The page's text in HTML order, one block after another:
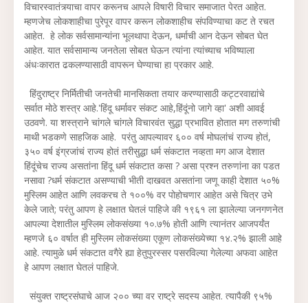
विचारस्वातंत्र्याचा वापर करूनच आपले विषारी विचार समाजात पेरत आहेत.
म्हणजेच लोकशाहीचा पुरेपूर वापर करून लोकशाहीच संपविण्याचा कट ते रचत
आहेत. हे लोक सर्वसामान्यांना भूलथापा देऊन, धर्माची आन देऊन सोबत घेत
आहेत. यात सर्वसामान्य जनतेला सोबत घेऊन त्यांना त्यांच्याच भविष्याला
अंधःकारात ढकलण्यासाठी वापरून घेण्याचा हा प्रकार आहे.
हिंदुराष्ट्र निर्मितीची जनतेची मानसिकता तयार करण्यासाठी कट्टरवाद्यांचे
सर्वात मोठे शस्त्र आहे.'हिंदू धर्मावर संकट आहे,हिंदूंनो जागे व्हा' अशी आवई
उठवणे. या शस्त्राने चांगले चांगले विचारवंत सुद्धा प्रभावित होतात मग तरुणांची
माथी भडकणे साहजिक आहे. परंतु आपल्यावर ६०० वर्ष मोघलांचं राज्य होतं,
३५० वर्ष इंग्रजांचं राज्य होतं तरीसुद्धा धर्म संकटात नव्हता मग आज देशात
हिंदूंचेच राज्य असतांना हिंदू धर्म संकटात कसा ? असा प्रश्न तरुणांना का पडत
नसावा ?धर्म संकटात असण्याची भीती दाखवत असतांना जणू काही देशात ५०%
मुस्लिम आहेत आणि लवकरच ते १००% वर पोहोचणार आहेत असे चित्र उभे
केले जाते; परंतु आपण हे लक्षात घेतलं पाहिजे की १९६१ ला झालेल्या जनगणनेत
आपल्या देशातील मुस्लिम लोकसंख्या १०.७% होती आणि त्यानंतर आजपर्यंत
म्हणजे ६० वर्षात ही मुस्लिम लोकसंख्या एकूण लोकसंख्येच्या १४.२% झाली आहे
आहे. त्यामुळे धर्म संकटात वगैरे ह्या हेतुपुरस्सर पसरविल्या गेलेल्या अफवा आहेत
हे आपण लक्षात घेतलं पाहिजे.
संयुक्त राष्ट्रसंघाचे आज २०० च्या वर राष्ट्रे सदस्य आहेत. त्यापैकी ९५%